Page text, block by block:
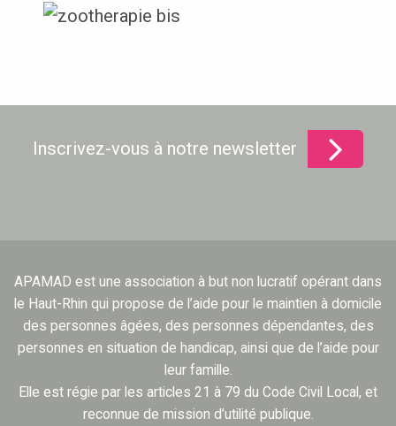
Inscrivez-vous à notre newsletter
APAMAD est une association à but non lucratif opérant dans
le Haut-Rhin qui propose de l’aide pour le maintien à domicile
des personnes âgées, des personnes dépendantes, des
personnes en situation de handicap, ainsi que de l’aide pour
leur famille.
Elle est régie par les articles 21 à 79 du Code Civil Local, et
reconnue de mission d’utilité publique.